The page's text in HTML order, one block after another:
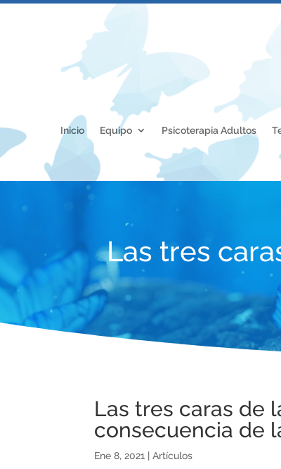
Inicio Equipo Psicoterapia Adultos
Las tres
Las tres caras de
consecuencia de
Ene 8, 2021 |Artículos